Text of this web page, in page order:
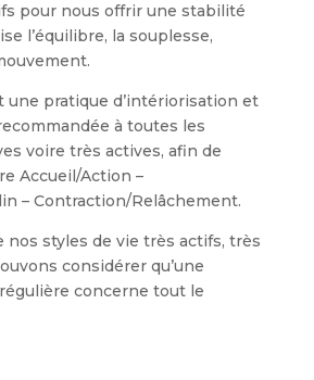
pour nous offrir une stabilité
l’équilibre, la souplesse,
une pratique d’intériorisation et
à toutes les
voire très actives, afin de
Accueil/Action –
– Contraction/Relâchement.
nos styles de vie très actifs, très
considérer qu’une
concerne tout le